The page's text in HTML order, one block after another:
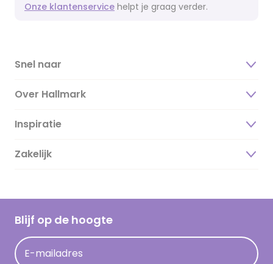
Onze klantenservice helpt je graag verder.
Snel naar
Over Hallmark
Over ons
Duurzaamheid
Hallmark Kaartclub
Acties
Persberichten
Inspiratie
Magazine
Cadeau inspiratie
Kaartinspiratie
Zakelijk
Blijf op de hoogte
E-mailadres